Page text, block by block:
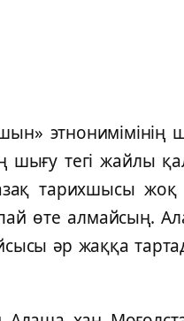
этнонимімінің
тегі жайлы
тарихшысы
өте алмайсың.
әр жаққа